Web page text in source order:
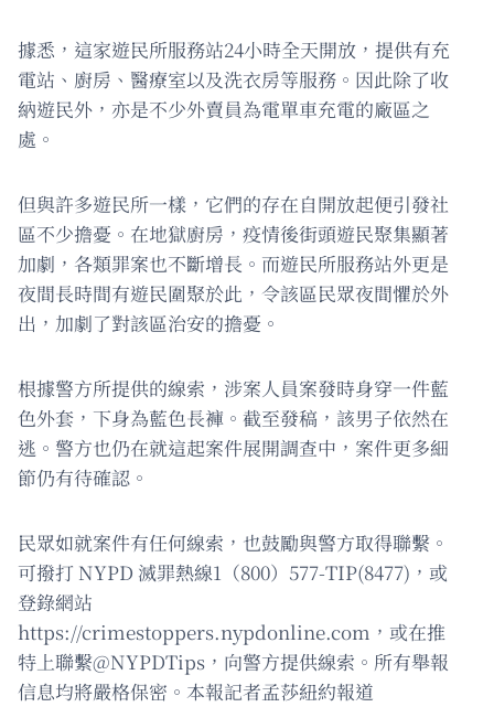
據悉，這家遊民所服務站24小時全天開放，提供有充
電站、廚房、醫療室以及洗衣房等服務。因此除了收
納遊民外，亦是不少外賣員為電單車充電的廠區之
處。
但與許多遊民所一樣，它們的存在自開放起便引發社
區不少擔憂。在地獄廚房，疫情後街頭遊民聚集顯著
加劇，各類罪案也不斷增長。而遊民所服務站外更是
夜間長時間有遊民圍聚於此，令該區民眾夜間懼於外
出，加劇了對該區治安的擔憂。
根據警方所提供的線索，涉案人員案發時身穿一件藍
色外套，下身為藍色長褲。截至發稿，該男子依然在
逃。警方也仍在就這起案件展開調查中，案件更多細
節仍有待確認。
民眾如就案件有任何線索，也鼓勵與警方取得聯繫。
可撥打 NYPD 滅罪熱線1（800）577-TIP(8477)，或
登錄網站
https://crimestoppers.nypdonline.com，或在推
特上聯繫@NYPDTips，向警方提供線索。所有舉報
信息均將嚴格保密。本報記者孟莎紐約報道